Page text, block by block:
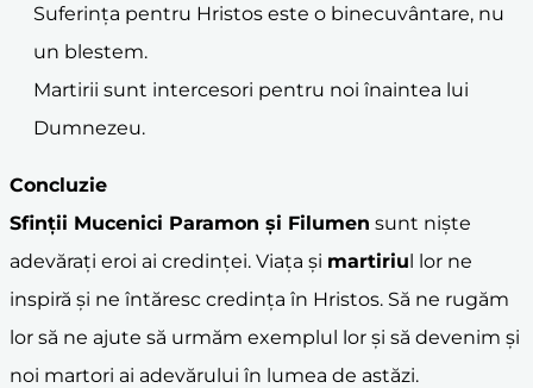
Suferința pentru Hristos este o binecuvântare, nu
un blestem.
Martirii sunt intercesori pentru noi înaintea lui
Dumnezeu.
Concluzie
Sfinții Mucenici Paramon și Filumen sunt niște
adevărați eroi ai credinței. Viața și martiriul lor ne
inspiră și ne întăresc credința în Hristos. Să ne rugăm
lor să ne ajute să urmăm exemplul lor și să devenim și
noi martori ai adevărului în lumea de astăzi.